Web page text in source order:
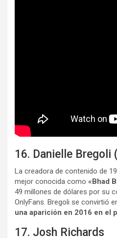
16. Danielle Bregoli
La creadora de contenido de
mejor conocida como «Bhad
49 millones de dólares por su
OnlyFans. Bregoli se convirtió
una aparición en 2016 en el
17. Josh Richards